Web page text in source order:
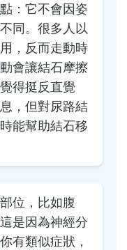
：它不會因姿
同。很多人以
，反而走動時
會讓結石摩擦
得挺反直覺
，但對尿路結
能幫助結石移
位，比如腹
是因為神經分
有類似症狀，